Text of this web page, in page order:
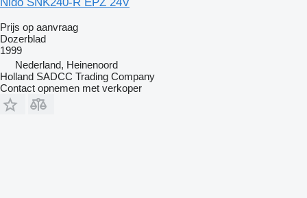
Prijs op aanvraag
Dozerblad
1999
Nederland, Heinenoord
Holland SADCC Trading Company
Contact opnemen met verkoper